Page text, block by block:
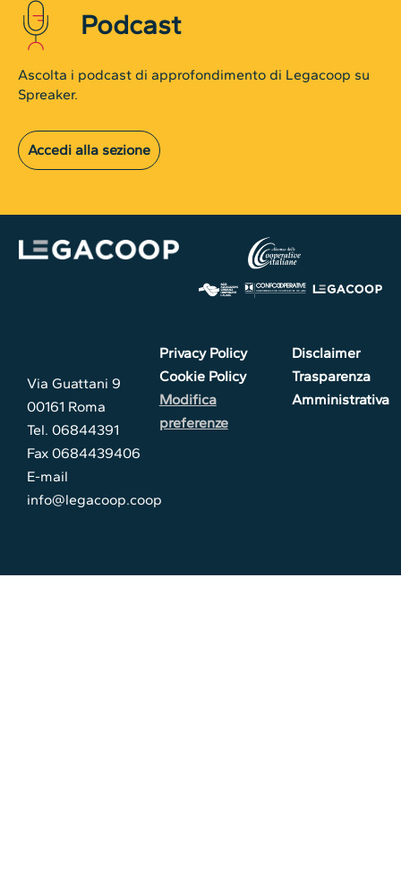
Podcast
Ascolta i podcast di approfondimento di Legacoop su
Spreaker.
Accedi alla sezione
Via Guattani 9
00161 Roma
Tel. 06844391
Fax 0684439406
E-mail
info@legacoop.coop
Privacy Policy
Cookie Policy
Modifica
preferenze
Disclaimer
Trasparenza
Amministrativa